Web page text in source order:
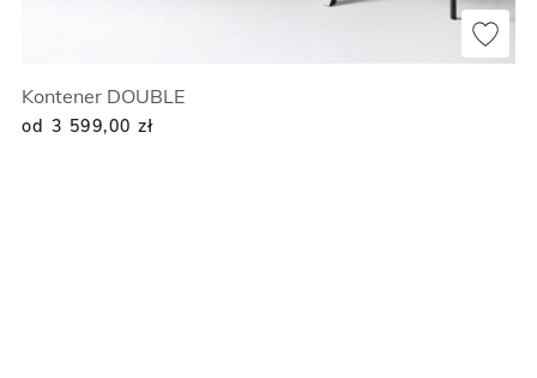
Kontener DOUBLE
od 3 599,00 zł